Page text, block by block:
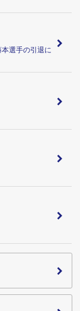
選手の引退に